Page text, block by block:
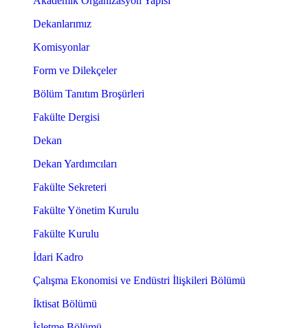
Dekanlarımız
Komisyonlar
Form ve Dilekçeler
Bölüm Tanıtım Broşürleri
Fakülte Dergisi
Dekan
Dekan Yardımcıları
Fakülte Sekreteri
Fakülte Yönetim Kurulu
Fakülte Kurulu
İdari Kadro
Çalışma Ekonomisi ve Endüstri İlişkileri Bölümü
İktisat Bölümü